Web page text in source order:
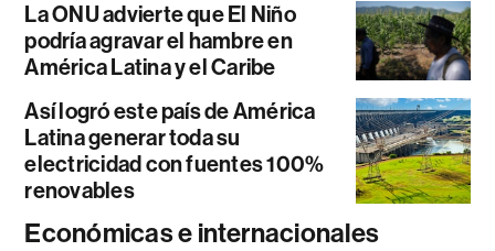
La ONU advierte que El Niño
podría agravar el hambre en
América Latina y el Caribe
Así logró este país de América
Latina generar toda su
electricidad con fuentes 100%
renovables
Económicas e internacionales